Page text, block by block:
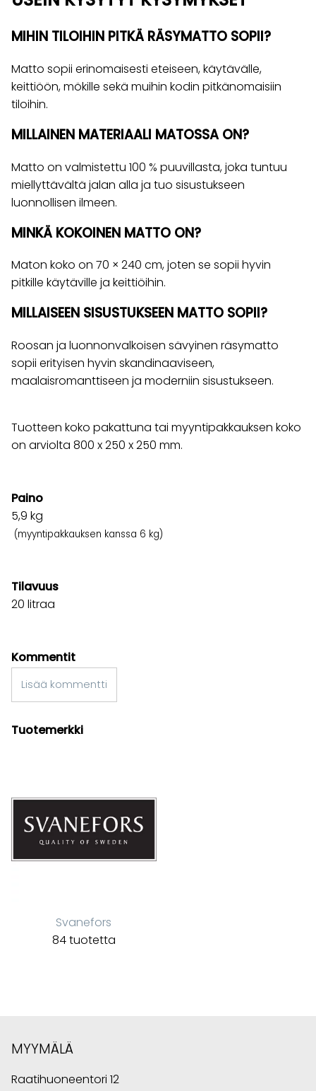
MIHIN TILOIHIN PITKÄ RÄSYMATTO SOPII?
Matto sopii erinomaisesti eteiseen, käytävälle,
keittiöön, mökille sekä muihin kodin pitkänomaisiin
tiloihin.
MILLAINEN MATERIAALI MATOSSA ON?
Matto on valmistettu 100 % puuvillasta, joka tuntuu
miellyttävältä jalan alla ja tuo sisustukseen
luonnollisen ilmeen.
MINKÄ KOKOINEN MATTO ON?
Maton koko on 70 × 240 cm, joten se sopii hyvin
pitkille käytäville ja keittiöihin.
MILLAISEEN SISUSTUKSEEN MATTO SOPII?
Roosan ja luonnonvalkoisen sävyinen räsymatto
sopii erityisen hyvin skandinaaviseen,
maalaisromanttiseen ja moderniin sisustukseen.
Tuotteen koko pakattuna tai myyntipakkauksen koko
on arviolta 800 x 250 x 250 mm.
Paino
5,9 kg
(myyntipakkauksen kanssa 6 kg)
Tilavuus
20 litraa
Kommentit
Lisää kommentti
Tuotemerkki
Svanefors
84 tuotetta
MYYMÄLÄ
Raatihuoneentori 12